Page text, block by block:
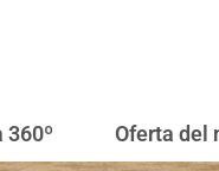
360º Oferta del